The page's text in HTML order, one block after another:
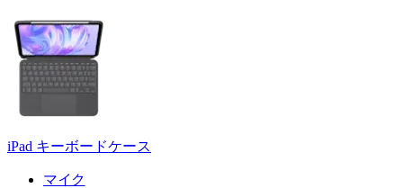
iPad キーボードケース
マイク